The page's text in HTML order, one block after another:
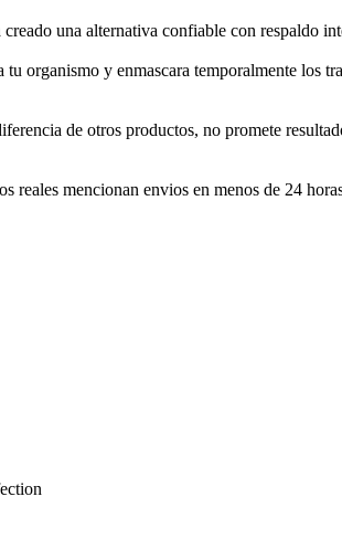
una alternativa confiable con respaldo
organismo y enmascara temporalmente los
de otros productos, no promete
reales mencionan envios en menos de 24